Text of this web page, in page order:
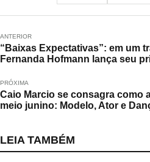
ANTERIOR
“Baixas Expectativas”: em um
Fernanda Hofmann lança seu
PRÓXIMA
Caio Marcio se consagra como
meio junino: Modelo, Ator e
LEIA TAMBÉM